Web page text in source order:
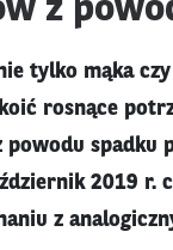
z
tylko mąka
rosnące
powodu spadku
2019 r.
z